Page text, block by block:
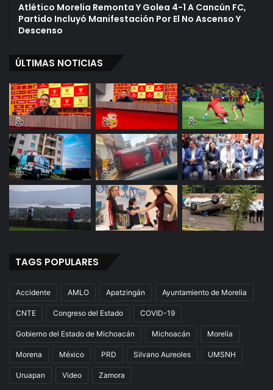
Atlético Morelia Remonta Y Golea 4-1 A Cancún FC,
Partido Incluyó Manifestación Por El No Ascenso Y
Descenso
ÚLTIMAS NOTICIAS
TAGS POPULARES
Accidente AMLO Apatzingán Ayuntamiento de Morelia
CNTE Congreso del Estado COVID-19
Gobierno del Estado de Michoacán Michoacán Morelia
Morena México PRD Silvano Aureoles UMSNH
Uruapan Video Zamora